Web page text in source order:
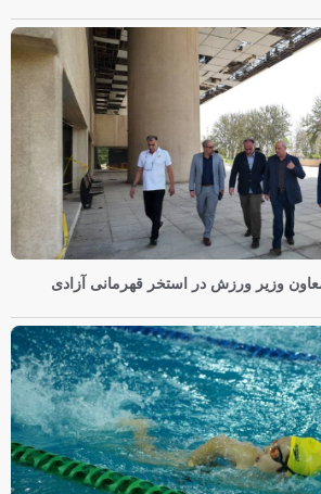
وزیر ورزش در استخر قهرمانی آزادی